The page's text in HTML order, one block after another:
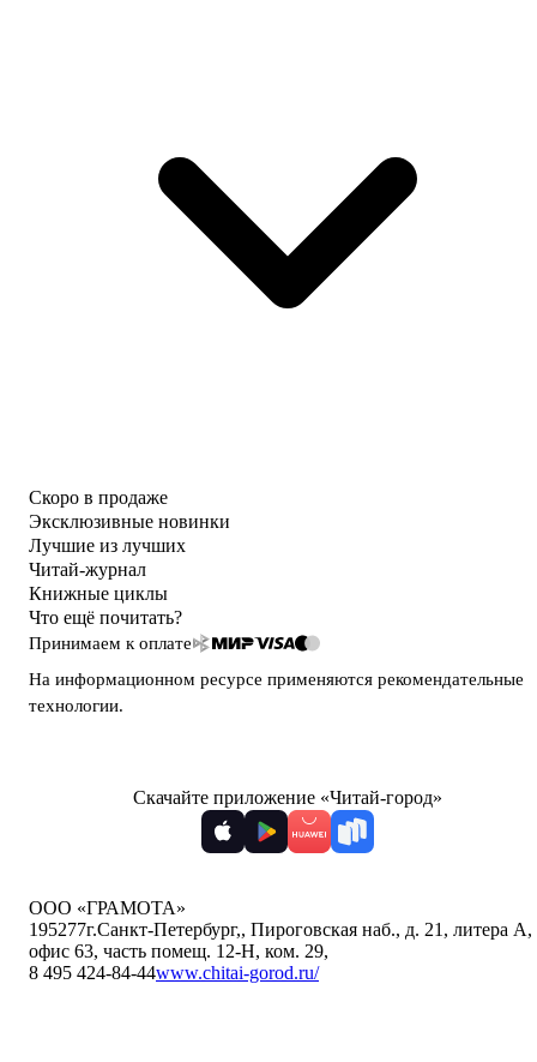
Скоро в продаже
Эксклюзивные новинки
Лучшие из лучших
Читай-журнал
Книжные циклы
Что ещё почитать?
Принимаем к оплате
На информационном ресурсе применяются рекомендательные
технологии.
Скачайте приложение «Читай-город»
ООО «ГРАМОТА»
195277г.Санкт-Петербург,, Пироговская наб., д. 21, литера А,
офис 63, часть помещ. 12-Н, ком. 29,
8 495 424-84-44www.chitai-gorod.ru/